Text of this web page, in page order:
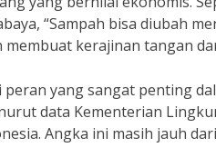
“Sampah bisa diubah
kerajinan tangan
yang sangat penting
data Kementerian
Angka ini masih jauh